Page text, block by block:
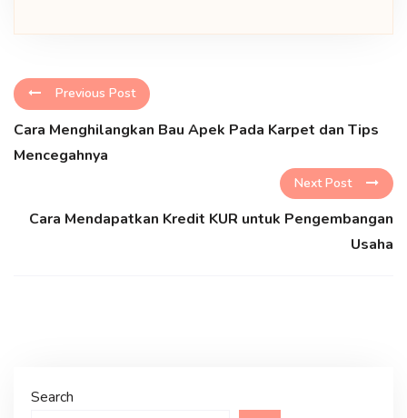
Previous Post
Cara Menghilangkan Bau Apek Pada Karpet dan Tips
Mencegahnya
Next Post
Cara Mendapatkan Kredit KUR untuk Pengembangan
Usaha
Search